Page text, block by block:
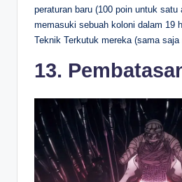
peraturan baru (100 poin untuk satu
memasuki sebuah koloni dalam 19
Teknik Terkutuk mereka (sama saja
13.